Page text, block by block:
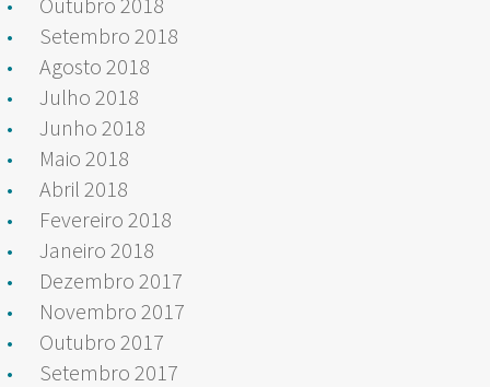
Setembro 2018
Agosto 2018
Julho 2018
Junho 2018
Maio 2018
Abril 2018
Fevereiro 2018
Janeiro 2018
Dezembro 2017
Novembro 2017
Outubro 2017
Setembro 2017